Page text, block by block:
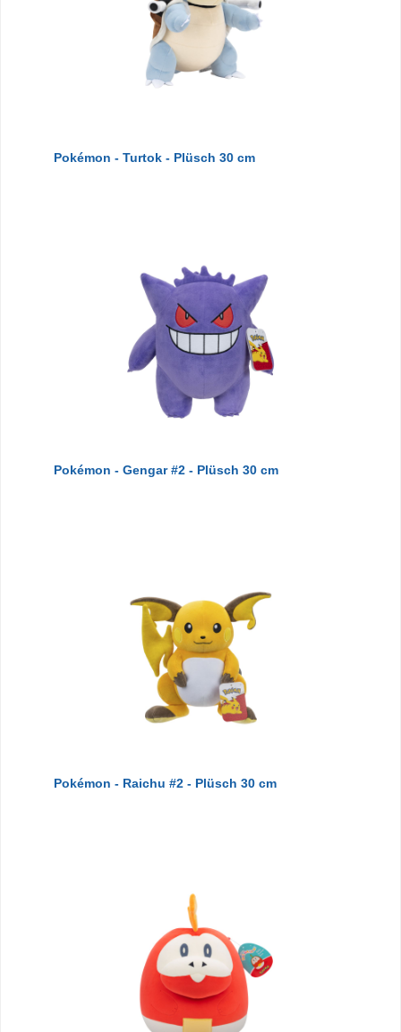
Pokémon - Turtok - Plüsch 30 cm
Pokémon - Gengar #2 - Plüsch 30 cm
Pokémon - Raichu #2 - Plüsch 30 cm